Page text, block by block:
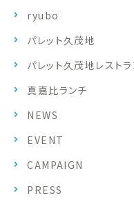
ryubo
パレット久茂地
パレット久茂地レストラ
真嘉比ランチ
NEWS
EVENT
CAMPAIGN
PRESS